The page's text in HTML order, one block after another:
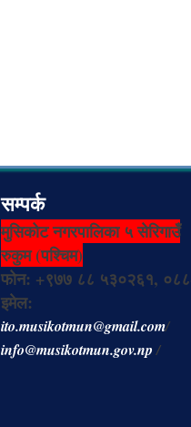
सम्पर्क
मुसिकोट नगरपालिका ५ सेरिगाउँ
रुकुम (पश्चिम)
फोन: +९७७ ८८ ५३०२६१,
इमेल:
ito.musikotmun@gmail.com/
info@musikotmun.gov.np/